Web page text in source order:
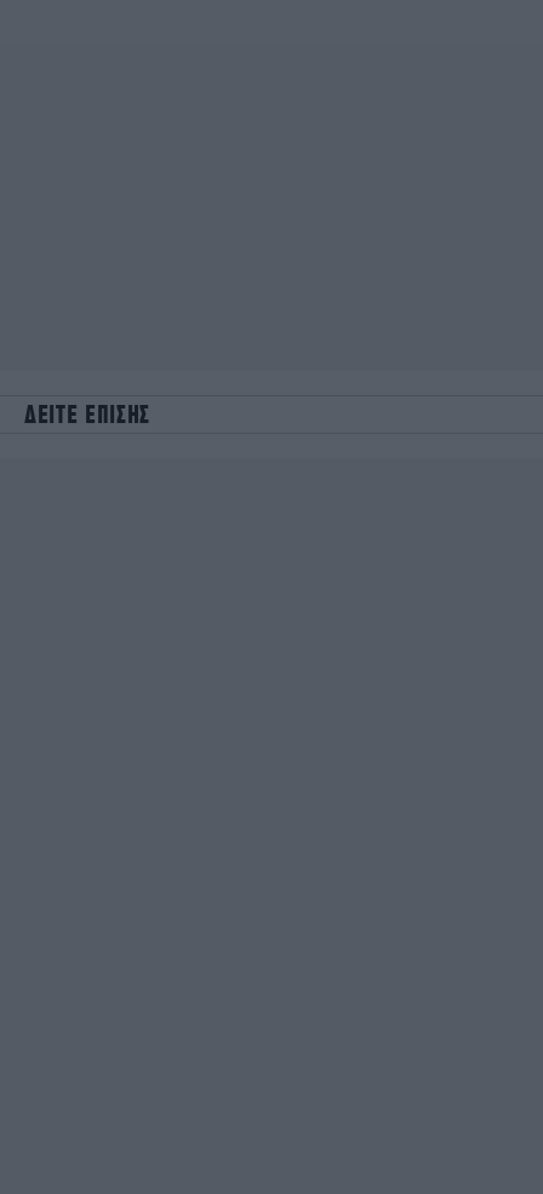
ΔΕΙΤΕ ΕΠΙΣΗΣ